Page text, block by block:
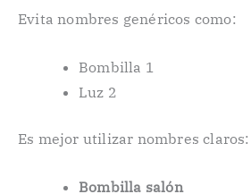
Evita nombres genéricos como:
Bombilla 1
Luz 2
Es mejor utilizar nombres claros:
Bombilla salón